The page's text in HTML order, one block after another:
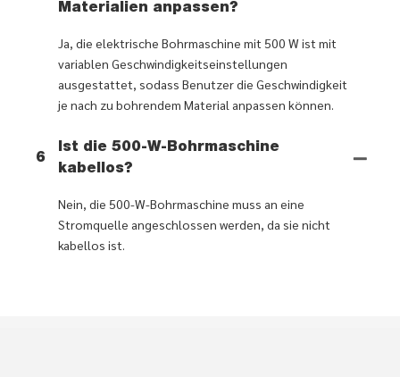
Materialien anpassen?
Ja, die elektrische Bohrmaschine mit 500 W ist mit
variablen Geschwindigkeitseinstellungen
ausgestattet, sodass Benutzer die Geschwindigkeit
je nach zu bohrendem Material anpassen können.
6
Ist die 500-W-Bohrmaschine
kabellos?
Nein, die 500-W-Bohrmaschine muss an eine
Stromquelle angeschlossen werden, da sie nicht
kabellos ist.